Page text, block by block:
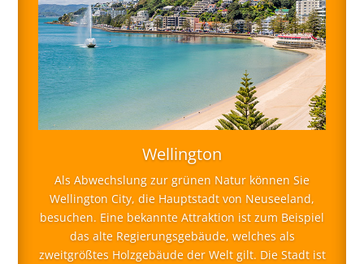
Wellington
Als Abwechslung zur grünen Natur können Sie
Wellington City, die Hauptstadt von Neuseeland,
besuchen. Eine bekannte Attraktion ist zum Beispiel
das alte Regierungsgebäude, welches als
zweitgrößtes Holzgebäude der Welt gilt. Die Stadt ist